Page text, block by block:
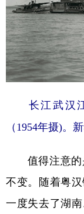
长江武汉江
（1954年摄)。
值得注意的
不变。随着粤
一度失去了湖